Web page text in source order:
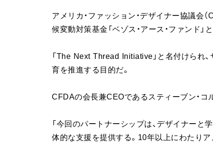
アメリカ・ファッション・デザイナー協議会
候変動対策基金「ベゾス・アース・ファンド」
「The Next Thread Initiative」と名付けられ
育を推進する目的だ。
CFDAの会長兼CEOであるスティーブン・コ
「今回のパートナーシップは、デザイナー
体的な支援を提供する。10年以上にわたり